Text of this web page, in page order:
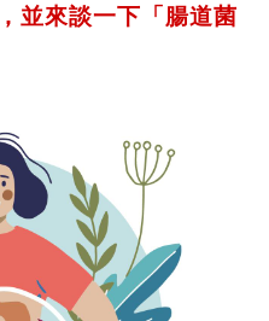
並來談一下「腸道菌